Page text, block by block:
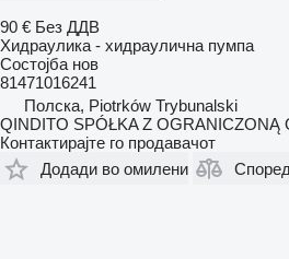
90 € Без ДДВ
Хидраулика - хидраулична пумпа
Состојба нов
81471016241
Полска, Piotrków Trybunalski
QINDITO SPÓŁKA Z OGRANICZONĄ
Контактирајте го продавачот
Додади во омилени